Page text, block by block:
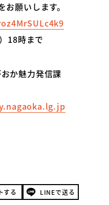
願いします。
18時まで
か魅力発信課
する LINEで送る